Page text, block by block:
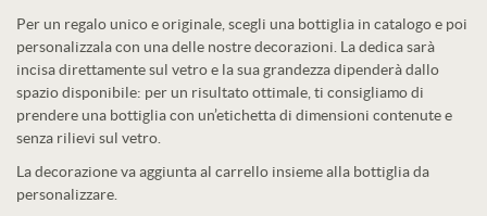
Per un regalo unico e originale, scegli una bottiglia in catalogo e poi
personalizzala con una delle nostre decorazioni. La dedica sarà
incisa direttamente sul vetro e la sua grandezza dipenderà dallo
spazio disponibile: per un risultato ottimale, ti consigliamo di
prendere una bottiglia con un’etichetta di dimensioni contenute e
senza rilievi sul vetro.
La decorazione va aggiunta al carrello insieme alla bottiglia da
personalizzare.